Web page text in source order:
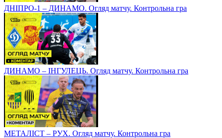
ДНІПРО-1 – ДИНАМО. Огляд матчу. Контрольна гра
ДИНАМО – ІНГУЛЕЦЬ. Огляд матчу. Контрольна гра
МЕТАЛІСТ – РУХ. Огляд матчу. Контрольна гра